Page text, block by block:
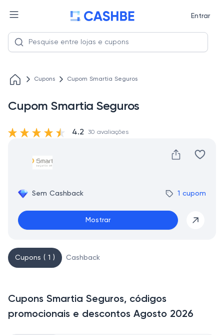
Entrar
Cupons Cupom Smartia Seguros
Cupom Smartia Seguros
Sem Cashback 1 cupom
Mostrar
4.2 30 avaliações
Cupons ( 1 ) Cashback
Cupons Smartia Seguros, códigos
promocionais e descontos Agosto 2026